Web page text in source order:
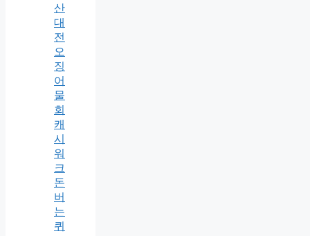
산
대
전
오
징
어
물
회
캐
시
워
크
돈
버
는
퀴